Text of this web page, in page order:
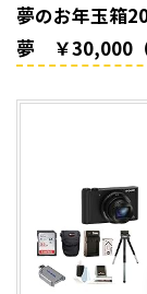
夢のお年玉箱
夢 ￥30,000（